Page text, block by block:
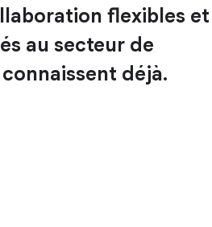
flexibles et
au secteur de
déjà.